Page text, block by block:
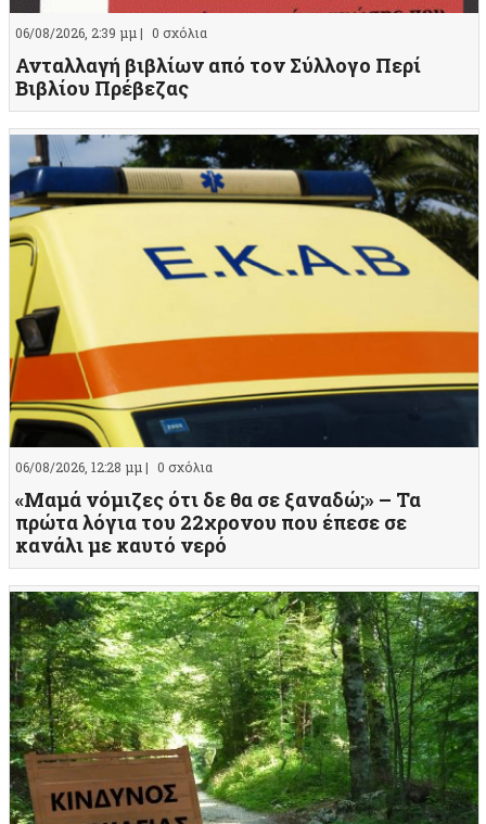
06/08/2026, 2:39 μμ | 0 σχόλια
Ανταλλαγή βιβλίων από τον Σύλλογο Περί
Βιβλίου Πρέβεζας
06/08/2026, 12:28 μμ | 0 σχόλια
«Μαμά νόμιζες ότι δε θα σε ξαναδώ;» – Τα
πρώτα λόγια του 22χρονου που έπεσε σε
κανάλι με καυτό νερό